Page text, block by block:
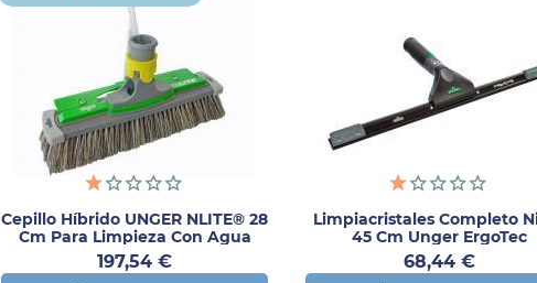
Cepillo Híbrido UNGER NLITE® 28
Cm Para Limpieza Con Agua
Pura
Precio
197,54 €
Limpiacristales Completo
45 Cm Unger ErgoTec
Precio
68,44 €